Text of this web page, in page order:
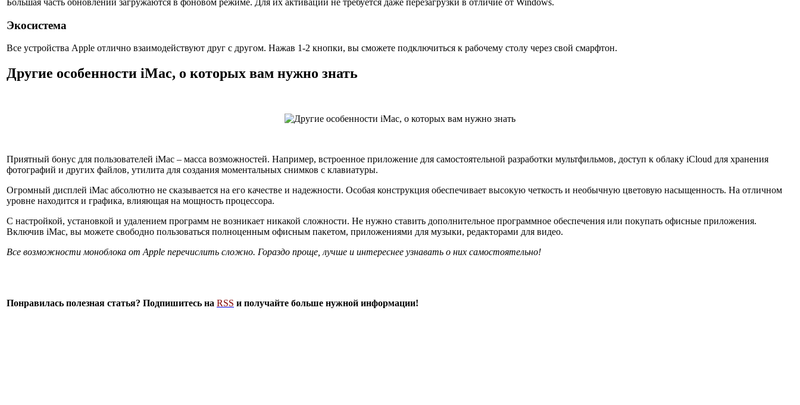
Экосистема
Все устройства Apple отлично взаимодействуют друг с другом. Нажав 1-2 кнопки, вы сможете подключиться к рабочему столу через свой смарфтон.
Другие особенности iMac, о которых вам нужно знать
Приятный бонус для пользователей iMac – масса возможностей. Например, встроенное приложение для самостоятельной разработки мультфильмов, доступ к облаку iCloud для хранения
фотографий и других файлов, утилита для создания моментальных снимков с клавиатуры.
Огромный дисплей iMac абсолютно не сказывается на его качестве и надежности. Особая конструкция обеспечивает высокую четкость и необычную цветовую насыщенность. На отличном
уровне находится и графика, влияющая на мощность процессора.
С настройкой, установкой и удалением программ не возникает никакой сложности. Не нужно ставить дополнительное программное обеспечения или покупать офисные приложения.
Включив iMac, вы можете свободно пользоваться полноценным офисным пакетом, приложениями для музыки, редакторами для видео.
Все возможности моноблока от Apple перечислить сложно. Гораздо проще, лучше и интереснее узнавать о них самостоятельно!
Понравилась полезная статья? Подпишитесь на RSS и получайте больше нужной информации!